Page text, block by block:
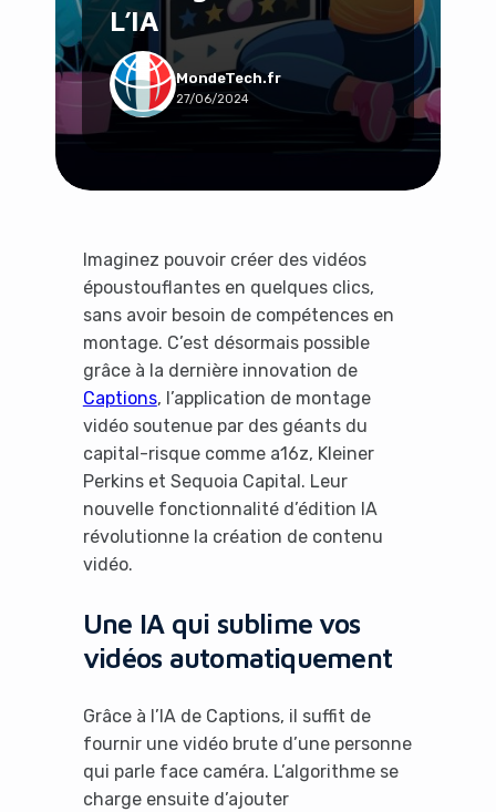
L’IA
MondeTech.fr
27/06/2024
Imaginez pouvoir créer des vidéos
époustouflantes en quelques clics,
sans avoir besoin de compétences en
montage. C’est désormais possible
grâce à la dernière innovation de
Captions, l’application de montage
vidéo soutenue par des géants du
capital-risque comme a16z, Kleiner
Perkins et Sequoia Capital. Leur
nouvelle fonctionnalité d’édition IA
révolutionne la création de contenu
vidéo.
Une IA qui sublime vos
vidéos automatiquement
Grâce à l’IA de Captions, il suffit de
fournir une vidéo brute d’une personne
qui parle face caméra. L’algorithme se
charge ensuite d’ajouter
Social & Communauté
Tech & Développement
Travail & Productivité
Voyage